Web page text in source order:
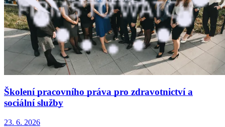
Školení pracovního práva pro zdravotnictví a
sociální služby
23. 6. 2026